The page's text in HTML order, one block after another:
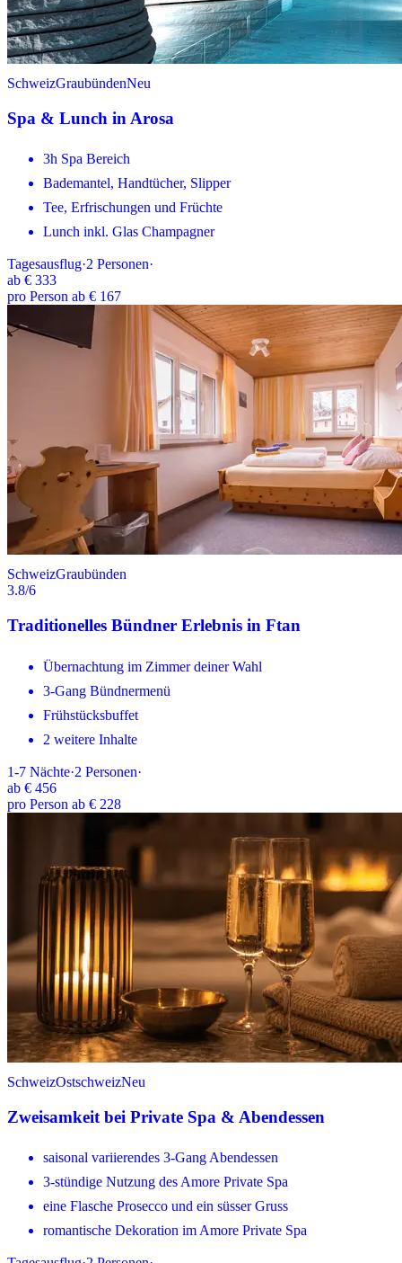
SchweizGraubündenNeu
Spa & Lunch in Arosa
3h Spa Bereich
Bademantel, Handtücher, Slipper
Tee, Erfrischungen und Früchte
Lunch inkl. Glas Champagner
Tagesausflug·2 Personen·
ab € 333
pro Person ab € 167
SchweizGraubünden
3.8/6
Traditionelles Bündner Erlebnis in Ftan
Übernachtung im Zimmer deiner Wahl
3-Gang Bündnermenü
Frühstücksbuffet
2 weitere Inhalte
1-7 Nächte·2 Personen·
ab € 456
pro Person ab € 228
SchweizOstschweizNeu
Zweisamkeit bei Private Spa & Abendessen
saisonal variierendes 3-Gang Abendessen
3-stündige Nutzung des Amore Private Spa
eine Flasche Prosecco und ein süsser Gruss
romantische Dekoration im Amore Private Spa